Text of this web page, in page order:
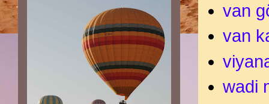
van
van
wadi